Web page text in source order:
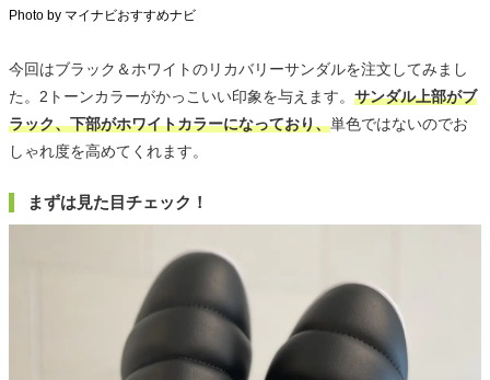
Photo by マイナビおすすめナビ
今回はブラック＆ホワイトのリカバリーサンダルを注文してみまし
た。2トーンカラーがかっこいい印象を与えます。 サンダル上部がブ
ラック、下部がホワイトカラーになっており、単色ではないのでお
しゃれ度を高めてくれます。
まずは見た目チェック！